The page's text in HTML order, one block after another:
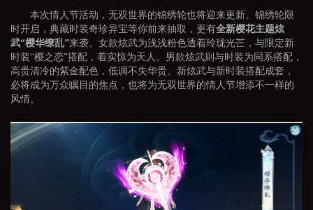
本次情人节活动，无双世界的锦绣轮也将迎来更新。锦绣轮限
时开启，典藏时装奇珍异宝等你前来抽取，更有全新樱花主题炫
武“樱华缭乱”来袭。女款炫武为浅浅粉色透着玲珑光芒，与限定新
时装“樱之恋”搭配，着实惊为天人。男款炫武则与时装为同系搭配，
高贵清冷的紫金配色，低调不失华贵。新炫武与新时装搭配成套，
必将成为万众瞩目的焦点，也将为无双世界的情人节增添不一样的
风情。